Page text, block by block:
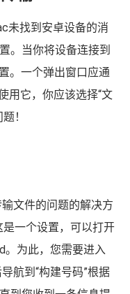
输
未找到安卓设备的消
。当你将设备连接到
！
文件的问题的解决方
一个设置，可以打开